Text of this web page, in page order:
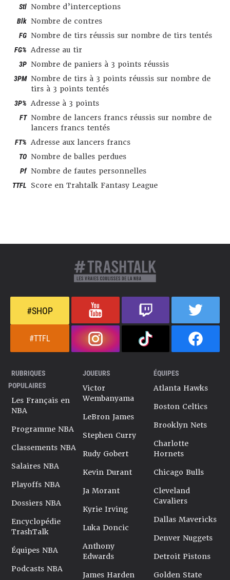
Stl Nombre d’interceptions
Blk Nombre de contres
FG Nombre de tirs réussis sur nombre de tirs tentés
FG% Adresse au tir
3P Nombre de paniers à 3 points réussis
3PM Nombre de tirs à 3 points réussis sur nombre de
tirs à 3 points tentés
3P% Adresse à 3 points
FT Nombre de lancers francs réussis sur nombre de
lancers francs tentés
FT% Adresse aux lancers francs
TO Nombre de balles perdues
Pf Nombre de fautes personnelles
TTFL Score en Trahtalk Fantasy League
#SHOP
#TTFL
RUBRIQUES
POPULAIRES
Les Français en
NBA
Programme NBA
Classements NBA
Salaires NBA
Playoffs NBA
Dossiers NBA
Encyclopédie
TrashTalk
Équipes NBA
Podcasts NBA
JOUEURS
Victor
Wembanyama
LeBron James
Stephen Curry
Rudy Gobert
Kevin Durant
Ja Morant
Kyrie Irving
Luka Doncic
Anthony
Edwards
James Harden
ÉQUIPES
Atlanta Hawks
Boston Celtics
Brooklyn Nets
Charlotte
Hornets
Chicago Bulls
Cleveland
Cavaliers
Dallas Mavericks
Denver Nuggets
Detroit Pistons
Golden State